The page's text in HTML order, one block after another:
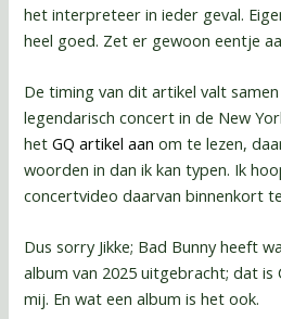
het interpreteer in ieder geval.
heel goed. Zet er gewoon eentje
De timing van dit artikel valt
legendarisch concert in de New
hetGQ artikel aan om te lezen,
woorden in dan ik kan typen. Ik
concertvideo daarvan binnenkort
Dus sorry Jikke; Bad Bunny heeft
album van 2025 uitgebracht; dat
mij. En wat een album is het ook.